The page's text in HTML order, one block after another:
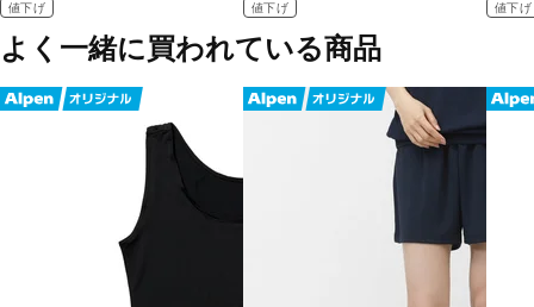
値下げ 値下げ 値下げ
よく一緒に買われている商品